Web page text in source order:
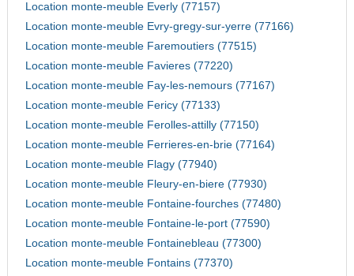
Location monte-meuble Everly (77157)
Location monte-meuble Evry-gregy-sur-yerre (77166)
Location monte-meuble Faremoutiers (77515)
Location monte-meuble Favieres (77220)
Location monte-meuble Fay-les-nemours (77167)
Location monte-meuble Fericy (77133)
Location monte-meuble Ferolles-attilly (77150)
Location monte-meuble Ferrieres-en-brie (77164)
Location monte-meuble Flagy (77940)
Location monte-meuble Fleury-en-biere (77930)
Location monte-meuble Fontaine-fourches (77480)
Location monte-meuble Fontaine-le-port (77590)
Location monte-meuble Fontainebleau (77300)
Location monte-meuble Fontains (77370)